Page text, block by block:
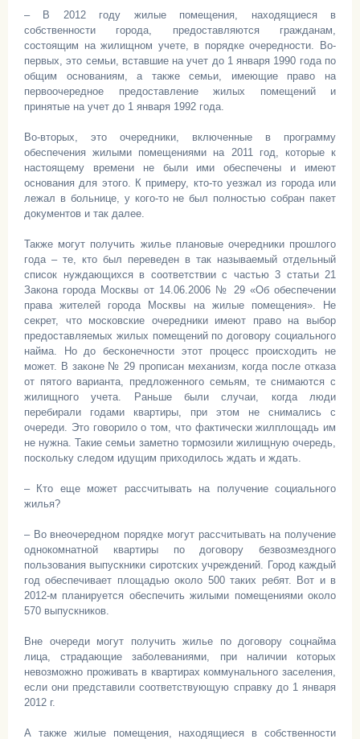
– В 2012 году жилые помещения, находящиеся в
собственности города, предоставляются гражданам,
состоящим на жилищном учете, в порядке очередности. Во-
первых, это семьи, вставшие на учет до 1 января 1990 года по
общим основаниям, а также семьи, имеющие право на
первоочередное предоставление жилых помещений и
принятые на учет до 1 января 1992 года.
Во-вторых, это очередники, включенные в программу
обеспечения жилыми помещениями на 2011 год, которые к
настоящему времени не были ими обеспечены и имеют
основания для этого. К примеру, кто-то уезжал из города или
лежал в больнице, у кого-то не был полностью собран пакет
документов и так далее.
Также могут получить жилье плановые очередники прошлого
года – те, кто был переведен в так называемый отдельный
список нуждающихся в соответствии с частью 3 статьи 21
Закона города Москвы от 14.06.2006 № 29 «Об обеспечении
права жителей города Москвы на жилые помещения». Не
секрет, что московские очередники имеют право на выбор
предоставляемых жилых помещений по договору социального
найма. Но до бесконечности этот процесс происходить не
может. В законе № 29 прописан механизм, когда после отказа
от пятого варианта, предложенного семьям, те снимаются с
жилищного учета. Раньше были случаи, когда люди
перебирали годами квартиры, при этом не снимались с
очереди. Это говорило о том, что фактически жилплощадь им
не нужна. Такие семьи заметно тормозили жилищную очередь,
поскольку следом идущим приходилось ждать и ждать.
– Кто еще может рассчитывать на получение социального
жилья?
– Во внеочередном порядке могут рассчитывать на получение
однокомнатной квартиры по договору безвозмездного
пользования выпускники сиротских учреждений. Город каждый
год обеспечивает площадью около 500 таких ребят. Вот и в
2012-м планируется обеспечить жилыми помещениями около
570 выпускников.
Вне очереди могут получить жилье по договору соцнайма
лица, страдающие заболеваниями, при наличии которых
невозможно проживать в квартирах коммунального заселения,
если они представили соответствующую справку до 1 января
2012 г.
А также жилые помещения, находящиеся в собственности